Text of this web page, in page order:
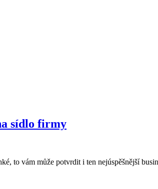
sídlo firmy
to vám může potvrdit i ten nejúspěšnější